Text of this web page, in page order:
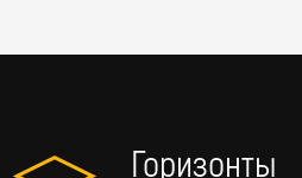
Горизонты